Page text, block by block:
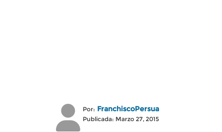
Por: FranchiscoPersua
Publicada: Marzo 27, 2015